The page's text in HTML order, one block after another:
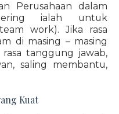
Perusahaan dalam
ialah untuk
work). Jika rasa
di masing – masing
tanggung jawab,
saling membantu,
Kuat